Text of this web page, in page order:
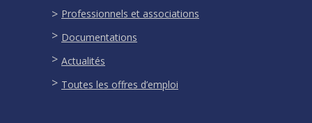
Professionnels et associations
Documentations
Actualités
Toutes les offres d’emploi